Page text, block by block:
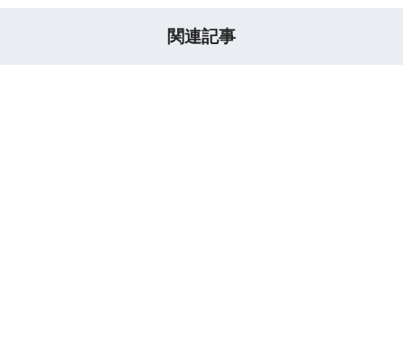
関連記事